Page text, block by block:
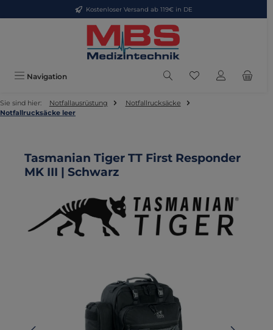
Zum Hauptinhalt springenKostenloser Versand ab 119€ in DE
Navigation Du hast 0
Sie sind hier: Notfallausrüstung
Notfallrucksäcke
Notfallrucksäcke leer
Tasmanian Tiger TT First Responder
MK III | Schwarz